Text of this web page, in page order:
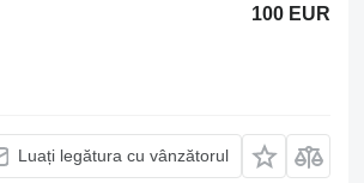
100 EUR
Luați legătura cu vânzătorul